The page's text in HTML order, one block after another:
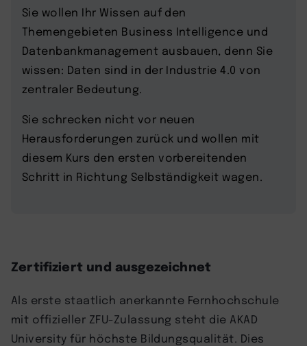
Sie wollen Ihr Wissen auf den
Themengebieten Business Intelligence und
Datenbankmanagement ausbauen, denn Sie
wissen: Daten sind in der Industrie 4.0 von
zentraler Bedeutung.
Sie schrecken nicht vor neuen
Herausforderungen zurück und wollen mit
diesem Kurs den ersten vorbereitenden
Schritt in Richtung Selbständigkeit wagen.
Zertifiziert und ausgezeichnet
Als erste staatlich anerkannte Fernhochschule
mit offizieller ZFU-Zulassung steht die AKAD
University für höchste Bildungsqualität. Dies